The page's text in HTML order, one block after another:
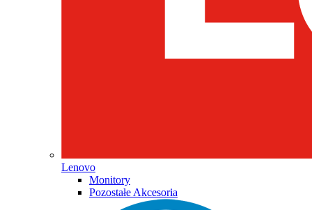
Lenovo
Monitory
Pozostałe Akcesoria